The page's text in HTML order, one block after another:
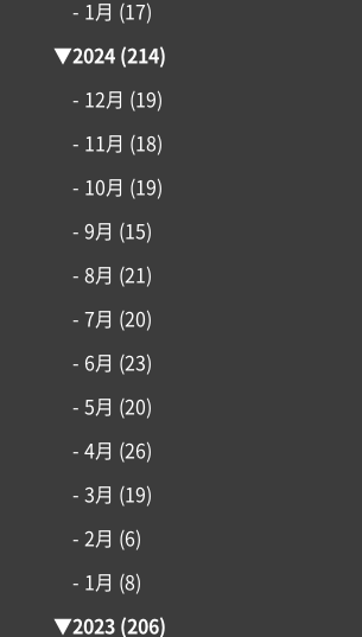
インフォメーション
- 1月 (17)
▼2024(214)
- 12月 (19)
- 11月 (18)
- 10月 (19)
- 9月 (15)
- 8月 (21)
- 7月 (20)
- 6月 (23)
- 5月 (20)
- 4月 (26)
- 3月 (19)
- 2月 (6)
- 1月 (8)
▼2023(206)